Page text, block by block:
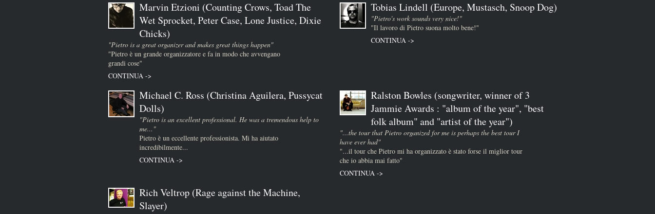
Marvin Etzioni (Counting Crows, Toad The
Wet Sprocket, Peter Case, Lone Justice, Dixie
Chicks)
"Pietro is a great organizer and makes great things happen"
"Pietro è un grande organizzatore e fa in modo che avvengano
grandi cose"
CONTINUA ->
Tobias Lindell (Europe, Mustasch, Snoop Dog)
"Pietro's work sounds very nice!"
"Il lavoro di Pietro suona molto bene!"
CONTINUA ->
Michael C. Ross (Christina Aguilera, Pussycat
Dolls)
"Pietro is an excellent professional. He was a tremendous help to
me..."
Pietro è un eccellente professionista. Mi ha aiutato
incredibilmente...
CONTINUA ->
Ralston Bowles (songwriter, winner of 3
Jammie Awards : "album of the year", "best
folk album" and "artist of the year")
"...the tour that Pietro organized for me is perhaps the best tour I
have ever had"
"...il tour che Pietro mi ha organizzato è stato forse il miglior tour
che io abbia mai fatto"
CONTINUA ->
Rich Veltrop (Rage against the Machine,
Slayer)